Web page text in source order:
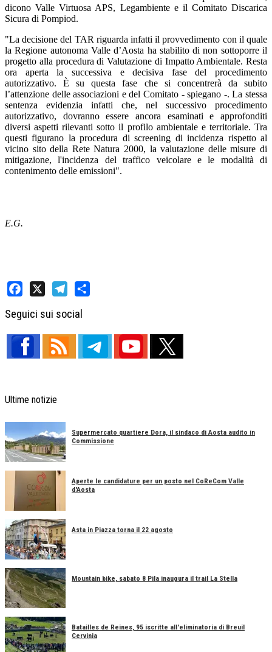
dicono Valle Virtuosa APS, Legambiente e il Comitato Discarica
Sicura di Pompiod.
"La decisione del TAR riguarda infatti il provvedimento con il quale
la Regione autonoma Valle d’Aosta ha stabilito di non sottoporre il
progetto alla procedura di Valutazione di Impatto Ambientale. Resta
ora aperta la successiva e decisiva fase del procedimento
autorizzativo. È su questa fase che si concentrerà da subito
l’attenzione delle associazioni e del Comitato - spiegano -. La stessa
sentenza evidenzia infatti che, nel successivo procedimento
autorizzativo, dovranno essere ancora esaminati e approfonditi
diversi aspetti rilevanti sotto il profilo ambientale e territoriale. Tra
questi figurano la procedura di screening di incidenza rispetto al
vicino sito della Rete Natura 2000, la valutazione delle misure di
mitigazione, l'incidenza del traffico veicolare e le modalità di
contenimento delle emissioni".
E.G.
Seguici sui social
Ultime notizie
Supermercato quartiere Dora, il sindaco di Aosta audito in
Commissione
Aperte le candidature per un posto nel CoReCom Valle
d'Aosta
Asta in Piazza torna il 22 agosto
Mountain bike, sabato 8 Pila inaugura il trail La Stella
Batailles de Reines, 95 iscritte all'eliminatoria di Breuil
Cervinia